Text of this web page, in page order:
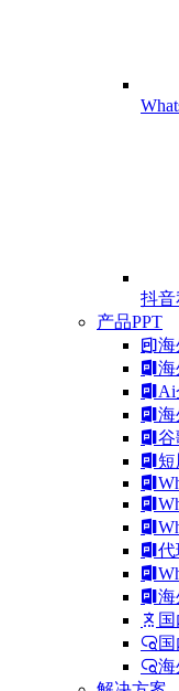
抖音
产品PPT
海
海
Ai
海
谷
短
代
海
海